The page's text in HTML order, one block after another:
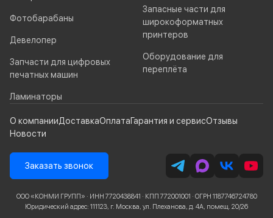
Фотобарабаны
Девелопер
Запчасти для цифровых
печатных машин
Ламинаторы
Запасные части для
широкоформатных
принтеров
Оборудование для
переплёта
О компанииДоставкаОплатаГарантия и сервисОтзывы
Новости
Заказать звонок
ООО «КОНМИ ГРУПП» · ИНН 7720438841 · КПП 772001001 · ОГРН 1187746724780
Юридический адрес: 111123, г. Москва, ул. Плеханова, д. 4А, помещ. 20/26